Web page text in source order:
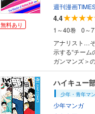
無料あり
週刊漫画
4.4
1～40巻
0～
アナリスト…
示する“チーム
ガンマンズ＞
ル監督の座を
男子バレー部
ハイキュー
少年・青年マ
少年マンガ